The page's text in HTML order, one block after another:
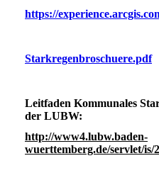
https://
Starkregenbroschuere.pdf
Leitfaden Kommunales
der LUBW:
http://www4.lubw.baden-
wuerttemberg.de/servlet/is/